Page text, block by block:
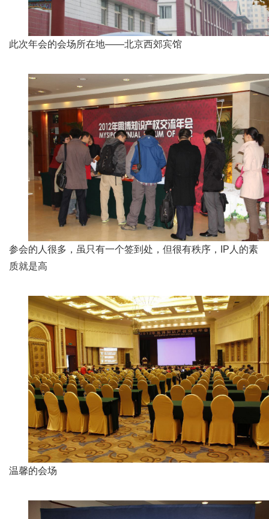
此次年会的会场所在地——北京西郊宾馆
参会的人很多，虽只有一个签到处，但很有秩序，IP人的素
质就是高
温馨的会场